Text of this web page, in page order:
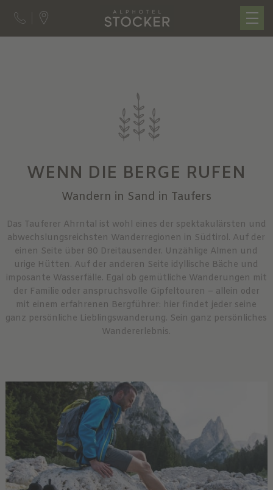
WENN DIE BERGE RUFEN
Wandern in Sand in Taufers
Das Tauferer Ahrntal ist wohl eines der spektakulärsten und
abwechslungsreichsten Wanderregionen in Südtirol. Auf der
einen Seite über 80 Dreitausender. Unzählige Almen und
urige Hütten. Auf der anderen Seite idyllische Bäche und
imposante Wasserfälle. Egal ob gemütliche Wanderungen mit
der Familie oder anspruchsvolle Gipfeltouren – allein oder
mit einem erfahrenen Bergführer: hier findet jeder seine
ganz persönliche Lieblingswanderung. Sein ganz persönliches
Wandererlebnis.